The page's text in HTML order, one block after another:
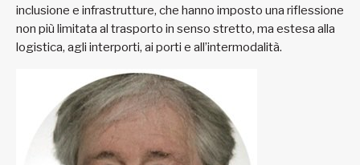
inclusione e infrastrutture, che hanno imposto una riflessione
non più limitata al trasporto in senso stretto, ma estesa alla
logistica, agli interporti, ai porti e all’intermodalità.